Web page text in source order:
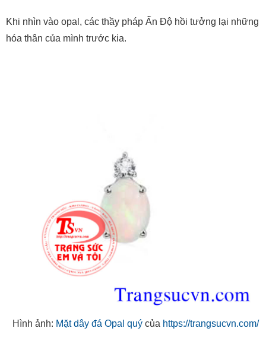
Khi nhìn vào opal, các thầy pháp Ấn Độ hồi tưởng lại những
hóa thân của mình trước kia.
Hình ảnh: Mặt dây đá Opal quýcủa https://trangsucvn.com/